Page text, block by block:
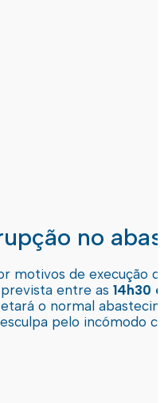
no
motivos de execução
entre as 14h30
o normal
pelo incómodo